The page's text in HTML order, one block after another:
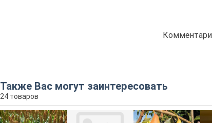
Также Вас могут заинтересовать
24 товаров